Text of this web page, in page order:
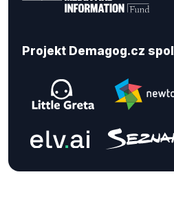
Projekt Demagog.cz